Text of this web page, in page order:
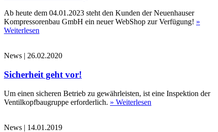
Ab heute dem 04.01.2023 steht den Kunden der Neuenhauser
Kompressorenbau GmbH ein neuer WebShop zur Verfügung! »
Weiterlesen
News | 26.02.2020
Sicherheit geht vor!
Um einen sicheren Betrieb zu gewährleisten, ist eine Inspektion der
Ventilkopfbaugruppe erforderlich. » Weiterlesen
News | 14.01.2019